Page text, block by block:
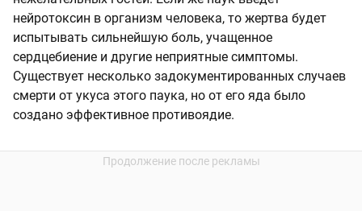
нейротоксин в организм человека, то жертва будет
испытывать сильнейшую боль, учащенное
сердцебиение и другие неприятные симптомы.
Существует несколько задокументированных случаев
смерти от укуса этого паука, но от его яда было
создано эффективное противоядие.